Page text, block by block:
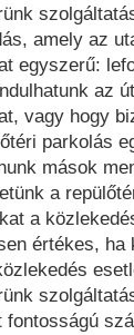
amely az
egyszerű:
az
vagy hogy
parkolás
mások
a
a
értékes,
fontosságú